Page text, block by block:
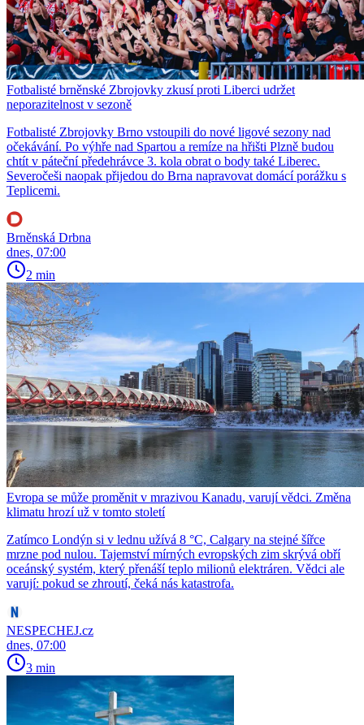
Fotbalisté brněnské Zbrojovky zkusí proti Liberci udržet
neporazitelnost v sezoně
Fotbalisté Zbrojovky Brno vstoupili do nové ligové sezony nad
očekávání. Po výhře nad Spartou a remíze na hřišti Plzně budou
chtít v páteční předehrávce 3. kola obrat o body také Liberec.
Severočeši naopak přijedou do Brna napravovat domácí porážku s
Teplicemi.
Brněnská Drbna
dnes, 07:00
2 min
Evropa se může proměnit v mrazivou Kanadu, varují vědci. Změna
klimatu hrozí už v tomto století
Zatímco Londýn si v lednu užívá 8 °C, Calgary na stejné šířce
mrzne pod nulou. Tajemství mírných evropských zim skrývá obří
oceánský systém, který přenáší teplo milionů elektráren. Vědci ale
varují: pokud se zhroutí, čeká nás katastrofa.
NESPECHEJ.cz
dnes, 07:00
3 min